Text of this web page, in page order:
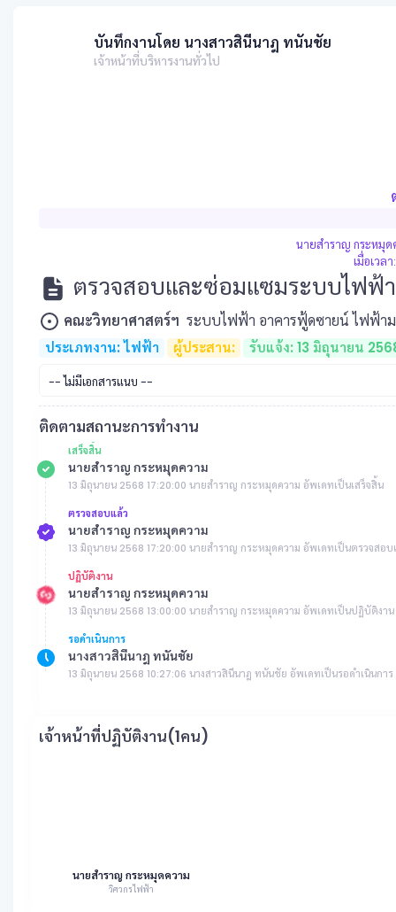
บันทึกงานโดย นางสาวสินีนาฎ ทนันชัย
เจ้าหน้าที่บริหารงานทั่วไป
นายสำราญ กระหมุด
เมื่อเวล
ตรวจสอบและซ่อมแซมระบบไฟฟ้
คณะวิทยาศาสตร์ฯ ระบบไฟฟ้า อาคารฟู้ดซายน์ ไฟฟ้า
ประเภทงาน: ไฟฟ้า ผู้ประสาน: รับแจ้ง: 13 มิถุนายน
-- ไม่มีเอกสารแนบ --
ติดตามสถานะการทำงาน
เสร็จสิ้น
นายสำราญ กระหมุดความ
13 มิถุนายน 2568 17:20:00 นายสำราญ กระหมุดความ อัพเดทเป็นเสร็จสิ้น
ตรวจสอบแล้ว
นายสำราญ กระหมุดความ
13 มิถุนายน 2568 17:20:00 นายสำราญ กระหมุดความ อัพเดทเป็นตรวจสอบ
ปฏิบัติงาน
นายสำราญ กระหมุดความ
13 มิถุนายน 2568 13:00:00 นายสำราญ กระหมุดความ อัพเดทเป็นปฏิบัติงาน
รอดำเนินการ
นางสาวสินีนาฎ ทนันชัย
13 มิถุนายน 2568 10:27:06 นางสาวสินีนาฎ ทนันชัย อัพเดทเป็นรอดำเนินการ
เจ้าหน้าที่ปฏิบัติงาน(1คน)
นายสำราญ กระหมุดความ
วิศวกรไฟฟ้า